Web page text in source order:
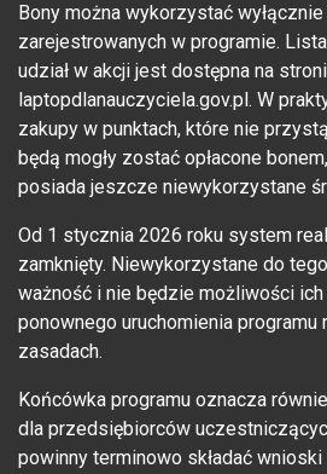
Bony można wykorzystać
zarejestrowanych w programie.
udział w akcji jest dostępna na
laptopdlanauczyciela.gov.pl. W
zakupy w punktach, które nie
będą mogły zostać opłacone
posiada jeszcze niewykorzystane
Od 1 stycznia 2026 roku system
zamknięty. Niewykorzystane do
ważność i nie będzie możliwości ich
ponownego uruchomienia
zasadach.
Końcówka programu oznacza
dla przedsiębiorców
powinny terminowo składać